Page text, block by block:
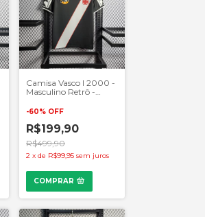
Camisa Vasco I 2000 -
Masculino Retrô -
-60% OFF
R$199,90
R$499,90
2 x de R$99,95 sem juros
COMPRAR